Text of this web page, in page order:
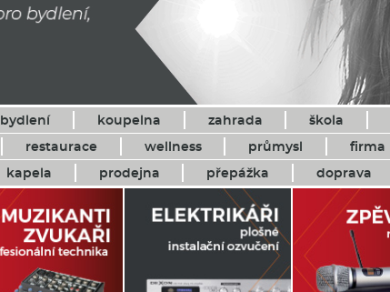
bydlení koupelna zahrada škola
restaurace wellness průmysl firma
kapela prodejna přepážka doprava